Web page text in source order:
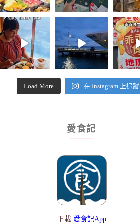
Load More 在 Instagram 上追蹤
愛食記
下載 愛食記App